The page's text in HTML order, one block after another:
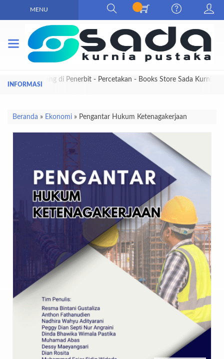
MENU
Selamat Datang di Penerbit - Percetakan - Books Store Sada Kurnia
Beranda » Ekonomi » Pengantar Hukum Ketenagakerjaan